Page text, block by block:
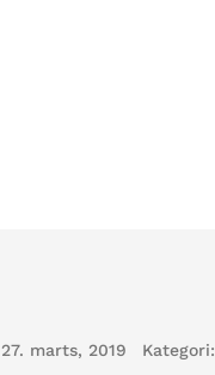
27. marts, 2019 Kategori: